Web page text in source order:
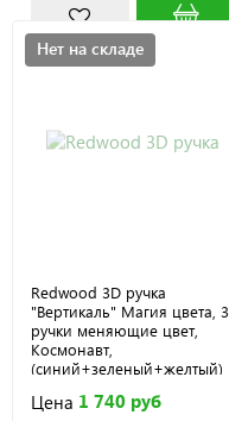
Нет на складе
Redwood 3D ручка
"Вертикаль" Магия цвета, 3
ручки меняющие цвет,
Космонавт,
(синий+зеленый+желтый)
Цена 1 740 руб